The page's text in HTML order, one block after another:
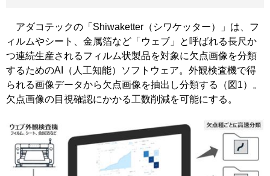
アダコテックの「Shiwaketter（シワケッター）」は、フ
ィルムやシート、金属箔など「ウェブ」と呼ばれる長尺か
つ連続生産されるフィルム状製品を対象に欠点画像を分類
するためのAI（人工知能）ソフトウェア。外観検査機で得
られる画像データから欠点画像を抽出し分類する（図1）。
欠点画像の目視確認にかかる工数削減を可能にする。